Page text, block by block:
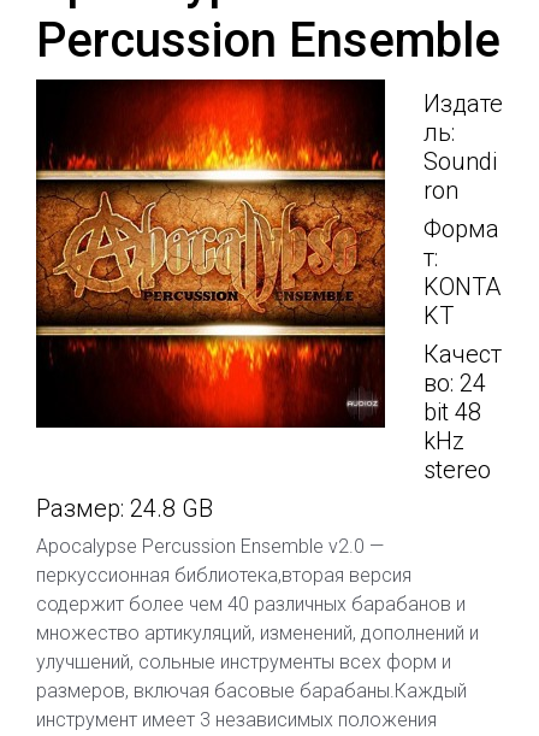
Percussion Ensemble
Издате
ль:
Soundi
ron
Форма
т:
KONTA
KT
Качест
во: 24
bit 48
kHz
stereo
Размер: 24.8 GB
Apocalypse Percussion Ensemble v2.0 —
перкуссионная библиотека,вторая версия
содержит более чем 40 различных барабанов и
множество артикуляций, изменений, дополнений и
улучшений, сольные инструменты всех форм и
размеров, включая басовые барабаны.Каждый
инструмент имеет 3 независимых положения